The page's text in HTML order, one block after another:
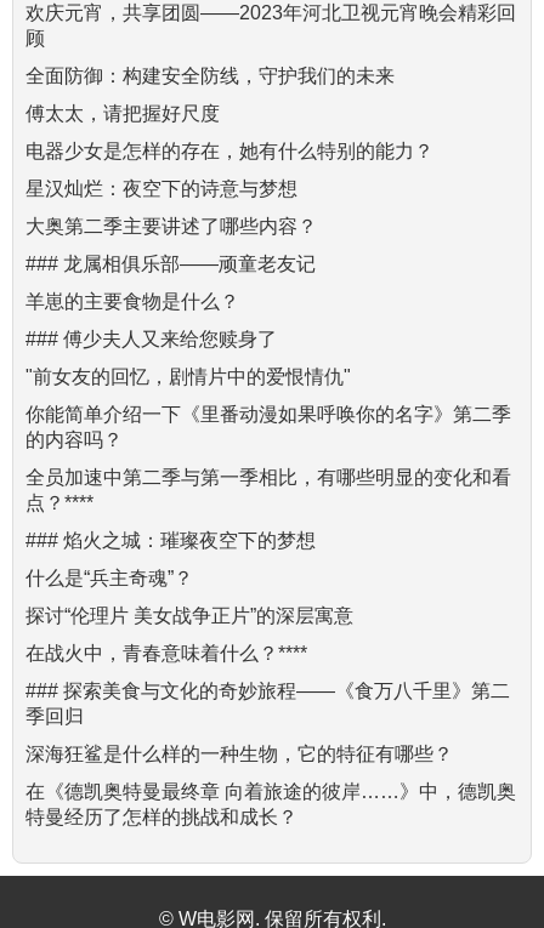
欢庆元宵，共享团圆——2023年河北卫视元宵晚会精彩回
顾
全面防御：构建安全防线，守护我们的未来
傅太太，请把握好尺度
电器少女是怎样的存在，她有什么特别的能力？
星汉灿烂：夜空下的诗意与梦想
大奥第二季主要讲述了哪些内容？
### 龙属相俱乐部——顽童老友记
羊崽的主要食物是什么？
### 傅少夫人又来给您赎身了
"前女友的回忆，剧情片中的爱恨情仇"
你能简单介绍一下《里番动漫如果呼唤你的名字》第二季
的内容吗？
全员加速中第二季与第一季相比，有哪些明显的变化和看
点？****
### 焰火之城：璀璨夜空下的梦想
什么是“兵主奇魂”？
探讨“伦理片 美女战争正片”的深层寓意
在战火中，青春意味着什么？****
### 探索美食与文化的奇妙旅程——《食万八千里》第二
季回归
深海狂鲨是什么样的一种生物，它的特征有哪些？
在《德凯奥特曼最终章 向着旅途的彼岸……》中，德凯奥
特曼经历了怎样的挑战和成长？
© W电影网. 保留所有权利.